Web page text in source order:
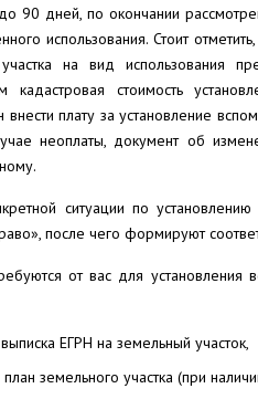
90 дней, по окончании
использования. Стоит
на вид использования
кадастровая стоимость
плату за установление
неоплаты, документ об
ситуации по
после чего формируют
от вас для установления
ЕГРН на земельный участок,
земельного участка (при